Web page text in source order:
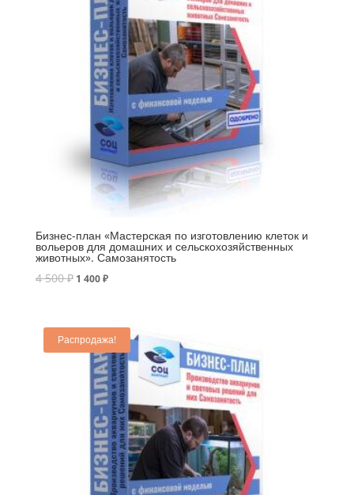
Бизнес-план «Мастерская по изготовлению клеток и
вольеров для домашних и сельскохозяйственных
животных». Самозанятость
4 500₽ 1 400₽
Распродажа!